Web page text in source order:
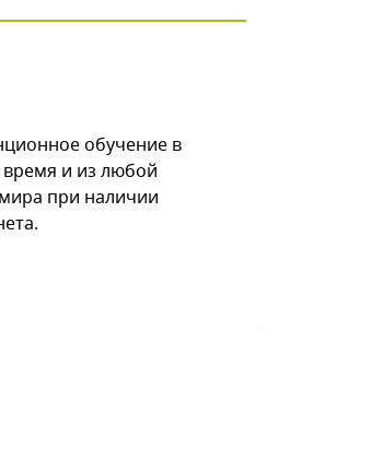
обучение в
и из любой
при наличии